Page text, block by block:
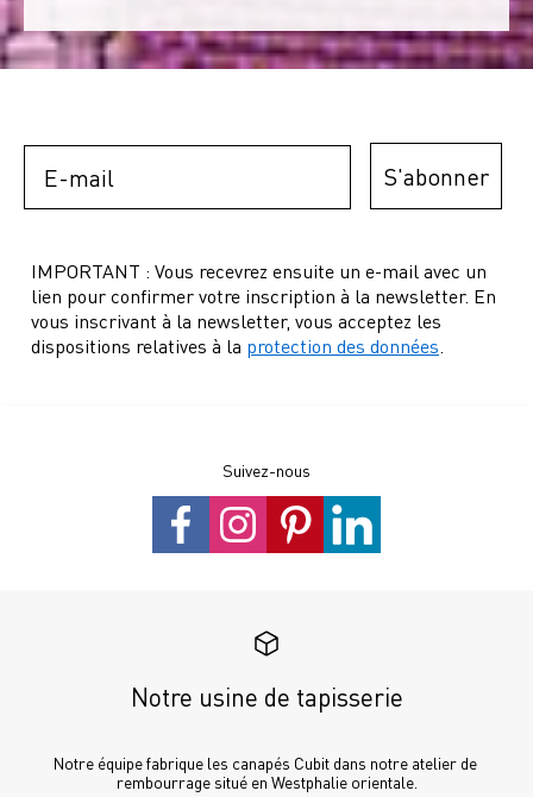
S'abonner
IMPORTANT : Vous recevrez ensuite un e-mail avec un
lien pour confirmer votre inscription à la newsletter. En
vous inscrivant à la newsletter, vous acceptez les
dispositions relatives à la protection des données
Suivez-nous
Notre usine de tapisserie
Notre équipe fabrique les canapés Cubit dans notre atelier de
rembourrage situé en Westphalie orientale.